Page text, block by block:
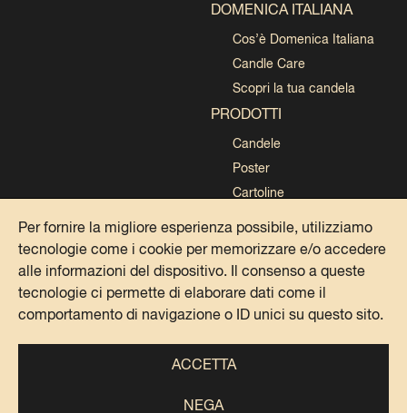
Per fornire la migliore esperienza possibile, utilizziamo
tecnologie come i cookie per memorizzare e/o accedere
alle informazioni del dispositivo. Il consenso a queste
tecnologie ci permette di elaborare dati come il
comportamento di navigazione o ID unici su questo sito.
ACCETTA
NEGA
DOMENICA ITALIANA
Cos’è Domenica Italiana
Candle Care
Scopri la tua candela
PRODOTTI
Candele
Poster
Cartoline
PRIVACY POLICY COOKIE POLICY